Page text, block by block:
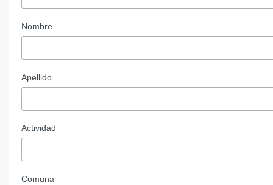
Nombre
Apellido
Actividad
Comuna